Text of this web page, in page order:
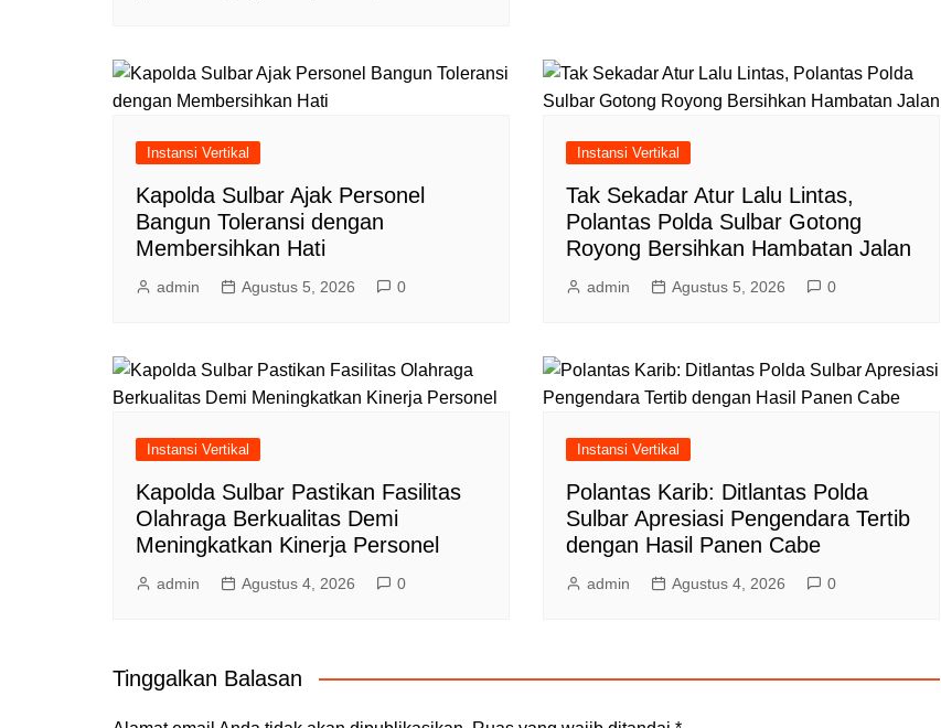
Instansi Vertikal
Kapolda Sulbar Ajak Personel
Bangun Toleransi dengan
Membersihkan Hati
admin Agustus 5, 2026 0
Instansi Vertikal
Tak Sekadar Atur Lalu Lintas,
Polantas Polda Sulbar Gotong
Royong Bersihkan Hambatan Jalan
admin Agustus 5, 2026 0
Instansi Vertikal
Kapolda Sulbar Pastikan Fasilitas
Olahraga Berkualitas Demi
Meningkatkan Kinerja Personel
admin Agustus 4, 2026 0
Instansi Vertikal
Polantas Karib: Ditlantas Polda
Sulbar Apresiasi Pengendara Tertib
dengan Hasil Panen Cabe
admin Agustus 4, 2026 0
Tinggalkan Balasan